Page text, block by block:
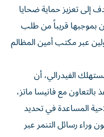
إلى تعزيز حماية ضحايا
بموجبها قريباً من طلب
عبر مكتب أمين المظالم
الفيدرالي، أن
بالتعاون مع فانيسا ماتز،
المساعدة في تحديد
وراء رسائل التنمر عبر